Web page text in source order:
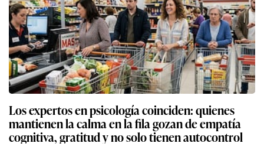
Los expertos en psicología coinciden: quienes
mantienen la calma en la fila gozan de empatía
cognitiva, gratitud y no solo tienen autocontrol